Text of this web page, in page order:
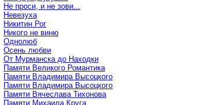
Не проси, и не зови...
Невезуха
Никитин Рог
Никого не виню
Однолюб
Осень любви
От Мурманска до Находки
Памяти Великого Романтика
Памяти Владимира Высоцкого
Памяти Владимира Высоцкого
Памяти Вячеслава Тихонова
Памяти Михаила Круга